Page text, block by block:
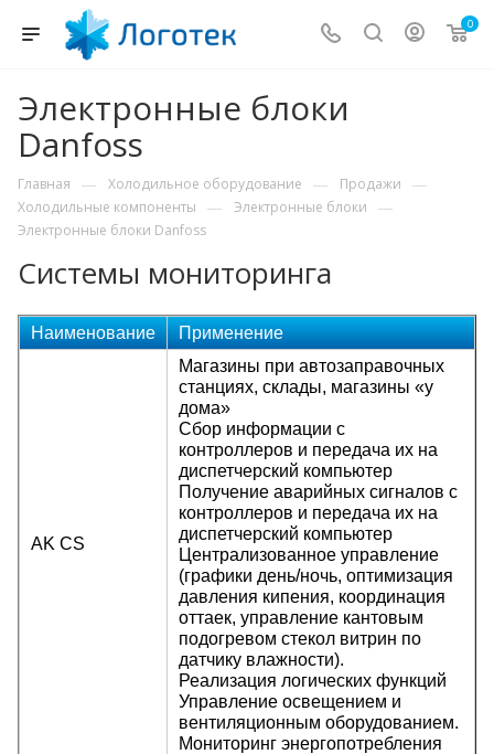
0
Электронные блоки
Danfoss
Главная — Холодильное оборудование — Продажи —
Холодильные компоненты — Электронные блоки —
Электронные блоки Danfoss
Системы мониторинга
Наименование Применение
AK CS
Магазины при автозаправочных
станциях, склады, магазины «у
дома»
Сбор информации с
контроллеров и передача их на
диспетчерский компьютер
Получение аварийных сигналов с
контроллеров и передача их на
диспетчерский компьютер
Централизованное управление
(графики день/ночь, оптимизация
давления кипения, координация
оттаек, управление кантовым
подогревом стекол витрин по
датчику влажности).
Реализация логических функций
Управление освещением и
вентиляционным оборудованием.
Мониторинг энергопотребления